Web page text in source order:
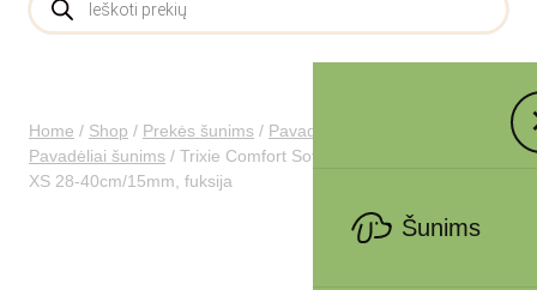
Šunims
Home / Shop / Prekės šunims / Pavadėliai, antkakliai šunims
Pavadėliai šunims / Trixie Comfort Soft touring petnešos, XXS-
XS 28-40cm/15mm, fuksija